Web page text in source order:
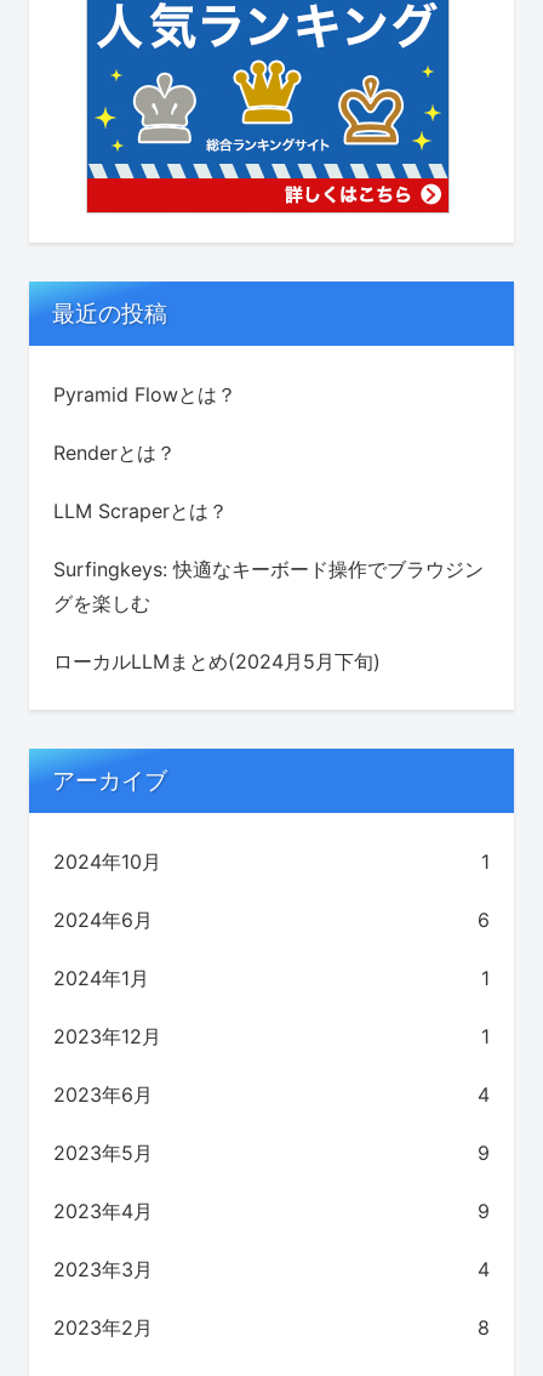
最近の投稿
Pyramid Flowとは？
Renderとは？
LLM Scraperとは？
Surfingkeys: 快適なキーボード操作でブラウジン
グを楽しむ
ローカルLLMまとめ(2024月5月下旬)
アーカイブ
2024年10月 1
2024年6月 6
2024年1月 1
2023年12月 1
2023年6月 4
2023年5月 9
2023年4月 9
2023年3月 4
2023年2月 8